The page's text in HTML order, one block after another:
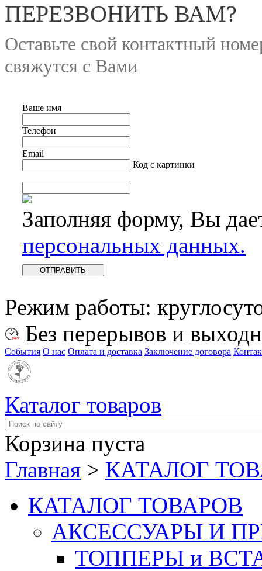
ПЕРЕЗВОНИТЬ ВАМ?
Оставьте свой контактный
свяжутся с Вами
Ваше имя
Телефон
Email
Код с картинки
Заполняя форму, Вы
персональных данных.
Режим работы:
Без перерывов и
События О нас Оплата и доставка Заключение договора
Каталог товаров
Корзина пуста
Главная > КАТАЛОГ
КАТАЛОГ ТОВАРОВ
АКСЕССУАРЫ И
ТОППЕРЫ и